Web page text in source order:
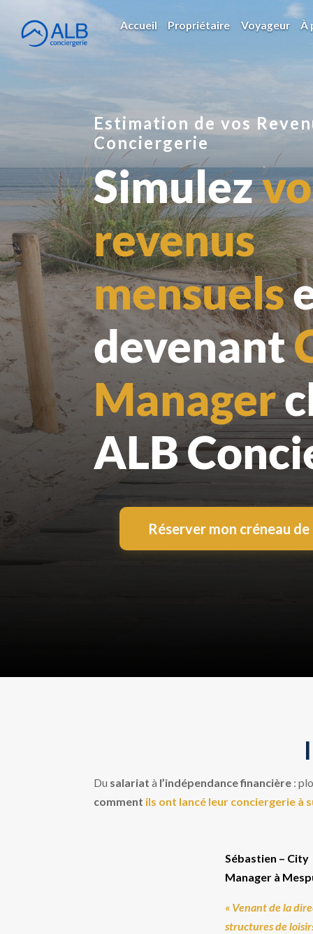
Accueil Propriétaire Voyageur À
Estimation devos
Conciergerie
Simulez
revenus
mensuels
devenant
Manager
ALB
Réserver mon créneau
Du salariat à l’indépendance financière :
comment ils ont lancé leur conciergerie à
Sébastien – City
Manager à
« Venant de la
structures de